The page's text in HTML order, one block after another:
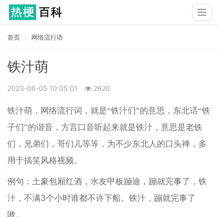
首页 网络流行语
铁汁萌
2023-06-05 10:05:01 2620
铁汁萌，网络流行词，就是“铁汁们”的意思，东北话“铁
子们”的谐音，方言口音听起来就是铁汁，意思是老铁
们，兄弟们，哥们儿等等，为不少东北人的口头禅，多
用于搞笑风格视频。
例句：土豪包厢红酒，水友甲板蹦迪，蹦就完事了，铁
汁，不满3个小时谁都不许下船。铁汁，蹦就完事了
嗷。